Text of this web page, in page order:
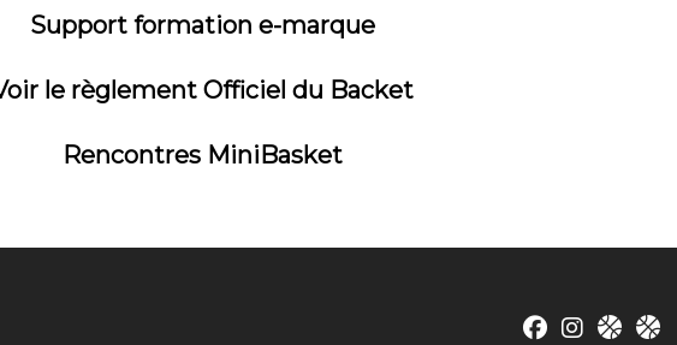
Support formation e-marque
le règlement Officiel du Backet
Rencontres MiniBasket
fab fa-facebook
fab fa-fas